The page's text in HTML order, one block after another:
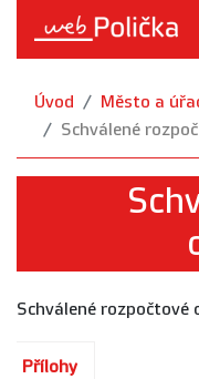
Úvod Město a
Schválené
Schválené
Přílohy